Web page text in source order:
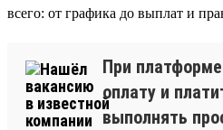
всего: от графика до выплат и
При
оплату и
выполнять